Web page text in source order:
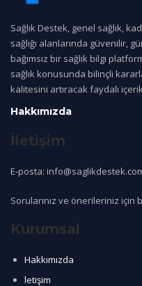
Sağlık Destek, genel sağlık,
sağlığı alanlarında güvenilir,
bağımsız bir sağlık bilgi
sağlık konusunda bilinçli
kalitesini artıracak faydalı
Hakkımızda
İletişim
E-posta:
Sorularınız ve önerileriniz için
Kurumsal
Hakkımızda
letişim